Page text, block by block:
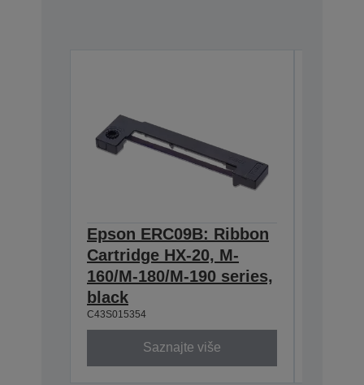
Epson ERC09B: Ribbon
Cartridge HX-20, M-
160/M-180/M-190 series,
black
C43S015354
Saznajte više